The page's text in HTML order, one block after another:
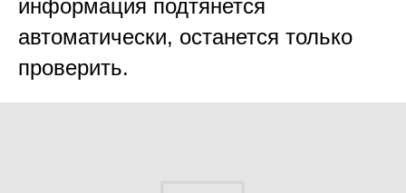
информация подтянется
автоматически, останется только
проверить.